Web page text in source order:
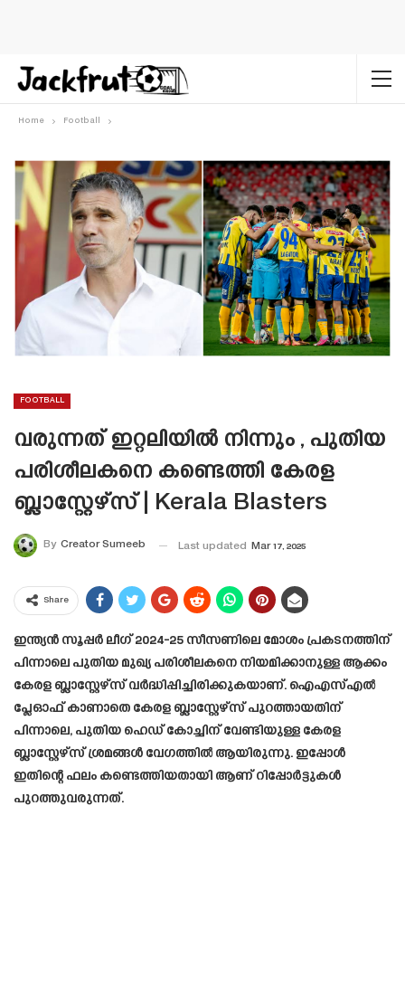
Home Football
FOOTBALL
വരുന്നത് ഇറ്റലിയിൽ നിന്നും , പുതിയ
പരിശീലകനെ കണ്ടെത്തി കേരള
ബ്ലാസ്റ്റേഴ്‌സ് | Kerala Blasters
By Creator Sumeeb Last updated Mar 17, 2025
Share
ഇന്ത്യൻ സൂപ്പർ ലീഗ് 2024-25 സീസണിലെ മോശം പ്രകടനത്തിന്
പിന്നാലെ പുതിയ മുഖ്യ പരിശീലകനെ നിയമിക്കാനുള്ള ആക്കം
കേരള ബ്ലാസ്റ്റേഴ്സ് വർദ്ധിപ്പിച്ചിരിക്കുകയാണ്. ഐഎസ്എൽ
പ്ലേഓഫ് കാണാതെ കേരള ബ്ലാസ്റ്റേഴ്സ് പുറത്തായതിന്
പിന്നാലെ, പുതിയ ഹെഡ് കോച്ചിന് വേണ്ടിയുള്ള കേരള
ബ്ലാസ്റ്റേഴ്സ് ശ്രമങ്ങൾ വേഗത്തിൽ ആയിരുന്നു. ഇപ്പോൾ
ഇതിന്റെ ഫലം കണ്ടെത്തിയതായി ആണ് റിപ്പോർട്ടുകൾ
പുറത്തുവരുന്നത്.